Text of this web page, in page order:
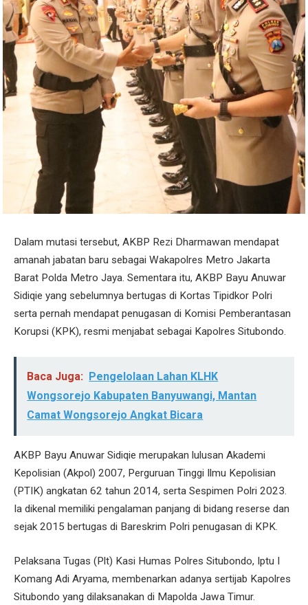
Dalam mutasi tersebut, AKBP Rezi Dharmawan mendapat
amanah jabatan baru sebagai Wakapolres Metro Jakarta
Barat Polda Metro Jaya. Sementara itu, AKBP Bayu Anuwar
Sidiqie yang sebelumnya bertugas di Kortas Tipidkor Polri
serta pernah mendapat penugasan di Komisi Pemberantasan
Korupsi (KPK), resmi menjabat sebagai Kapolres Situbondo.
Baca Juga:
Pengelolaan Lahan KLHK
Wongsorejo Kabupaten Banyuwangi, Mantan
Camat Wongsorejo Angkat Bicara
AKBP Bayu Anuwar Sidiqie merupakan lulusan Akademi
Kepolisian (Akpol) 2007, Perguruan Tinggi Ilmu Kepolisian
(PTIK) angkatan 62 tahun 2014, serta Sespimen Polri 2023.
Ia dikenal memiliki pengalaman panjang di bidang reserse dan
sejak 2015 bertugas di Bareskrim Polri penugasan di KPK.
Pelaksana Tugas (Plt) Kasi Humas Polres Situbondo, Iptu I
Komang Adi Aryama, membenarkan adanya sertijab Kapolres
Situbondo yang dilaksanakan di Mapolda Jawa Timur.